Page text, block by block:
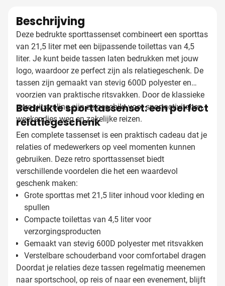
Beschrijving
Deze bedrukte sporttassenset combineert een sporttas
van 21,5 liter met een bijpassende toilettas van 4,5
liter. Je kunt beide tassen laten bedrukken met jouw
logo, waardoor ze perfect zijn als relatiegeschenk. De
tassen zijn gemaakt van stevig 600D polyester en
voorzien van praktische ritsvakken. Door de klassieke
retro-uitstraling zijn ze geschikt voor sportactiviteiten,
weekendjes weg en zakelijke reizen.
Bedrukte sporttassenset: een perfect
relatiegeschenk
Een complete tassenset is een praktisch cadeau dat je
relaties of medewerkers op veel momenten kunnen
gebruiken. Deze retro sporttassenset biedt
verschillende voordelen die het een waardevol
geschenk maken:
Grote sporttas met 21,5 liter inhoud voor kleding en
spullen
Compacte toilettas van 4,5 liter voor
verzorgingsproducten
Gemaakt van stevig 600D polyester met ritsvakken
Verstelbare schouderband voor comfortabel dragen
Doordat je relaties deze tassen regelmatig meenemen
naar sportschool, op reis of naar een evenement, blijft